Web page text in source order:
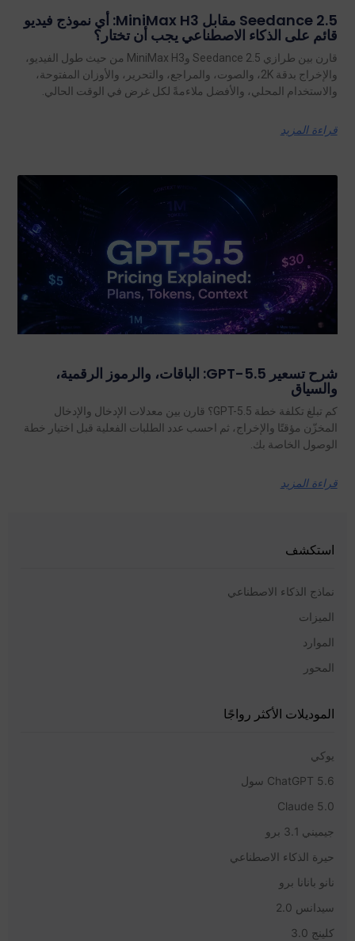
Seedance 2.5 مقابل MiniMax H3: أي نموذج فيديو
قائم على الذكاء الاصطناعي يجب أن تختار؟
قارن بين طرازي Seedance 2.5 وMiniMax H3 من حيث طول الفيديو،
والإخراج بدقة 2K، والصوت، والمراجع، والتحرير، والأوزان المفتوحة،
والاستخدام المحلي، والأفضل ملاءمةً لكل غرض في الوقت الحالي.
قراءة المزيد
شرح تسعير GPT-5.5: الباقات، والرموز الرقمية،
والسياق
كم تبلغ تكلفة خطة GPT-5.5؟ قارن بين معدلات الإدخال والإدخال
المخزّن مؤقتًا والإخراج، ثم احسب عدد الطلبات الفعلية قبل اختيار خطة
الوصول الخاصة بك.
قراءة المزيد
استكشف
نماذج الذكاء الاصطناعي
الميزات
الموارد
المحور
الموديلات الأكثر رواجًا
يوكي
ChatGPT 5.6 سول
Claude 5.0
جيميني 3.1 برو
حيرة الذكاء الاصطناعي
نانو بانانا برو
سيدانس 2.0
كلينج 3.0